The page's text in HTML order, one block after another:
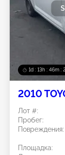
1d : 13h : 46m :
2010
Лот #:
Пробег:
Повреждения:
Площадка: